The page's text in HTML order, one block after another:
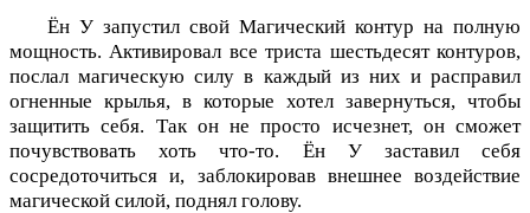
Ён У запустил свой Магический контур на полную
мощность. Активировал все триста шестьдесят контуров,
послал магическую силу в каждый из них и расправил
огненные крылья, в которые хотел завернуться, чтобы
защитить себя. Так он не просто исчезнет, он сможет
почувствовать хоть что-то. Ён У заставил себя
сосредоточиться и, заблокировав внешнее воздействие
магической силой, поднял голову.